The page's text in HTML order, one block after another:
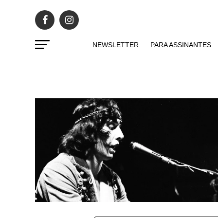
NEWSLETTER PARA ASSINANTES